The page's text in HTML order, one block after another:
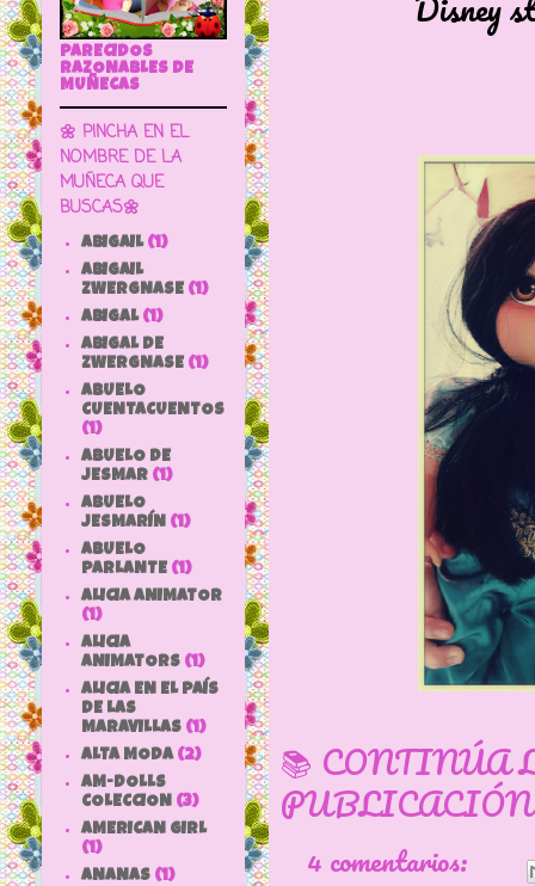
📚 CONTINÚA
4 comentarios:
PARECIDOS
RAZONABLES DE
MUÑECAS
🌼 PINCHA EN EL
NOMBRE DE LA
MUÑECA QUE
BUSCAS🌼
ABIGAIL (1)
ABIGAIL
ZWERGNASE (1)
ABIGAL (1)
ABIGAL DE
ZWERGNASE (1)
ABUELO
CUENTACUENTOS
(1)
ABUELO DE
JESMAR (1)
ABUELO
JESMARÍN (1)
ABUELO
PARLANTE (1)
ALICIA ANIMATOR
(1)
ALICIA
ANIMATORS (1)
ALICIA EN EL PAÍS
DE LAS
MARAVILLAS (1)
ALTA MODA (2)
AM-DOLLS
COLECCION (3)
AMERICAN GIRL
(1)
ANANAS (1)